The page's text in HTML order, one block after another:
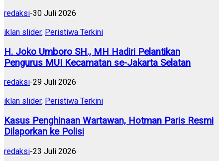
redaksi-30 Juli 2026
iklan slider, Peristiwa Terkini
H. Joko Umboro SH., MH Hadiri Pelantikan
Pengurus MUI Kecamatan se-Jakarta Selatan
redaksi-29 Juli 2026
iklan slider, Peristiwa Terkini
Kasus Penghinaan Wartawan, Hotman Paris Resmi
Dilaporkan ke Polisi
redaksi-23 Juli 2026